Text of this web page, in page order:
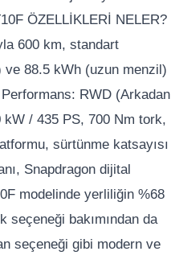
ÖZELLİKLERİ NELER?
600 km, standart
88.5 kWh (uzun menzil)
RWD (Arkadan
/ 435 PS, 700 Nm tork,
sürtünme katsayısı
Snapdragon dijital
modelinde yerliliğin %68
seçeneği bakımından da
seçeneği gibi modern ve